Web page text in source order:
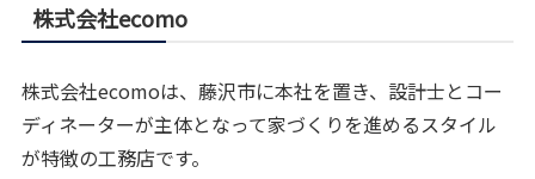
株式会社ecomo
株式会社ecomoは、藤沢市に本社を置き、設計士とコー
ディネーターが主体となって家づくりを進めるスタイル
が特徴の工務店です。